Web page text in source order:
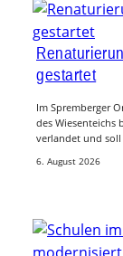
gestartet
Im Spremberger
des Wiesenteichs
verlandet und
6. August 2026